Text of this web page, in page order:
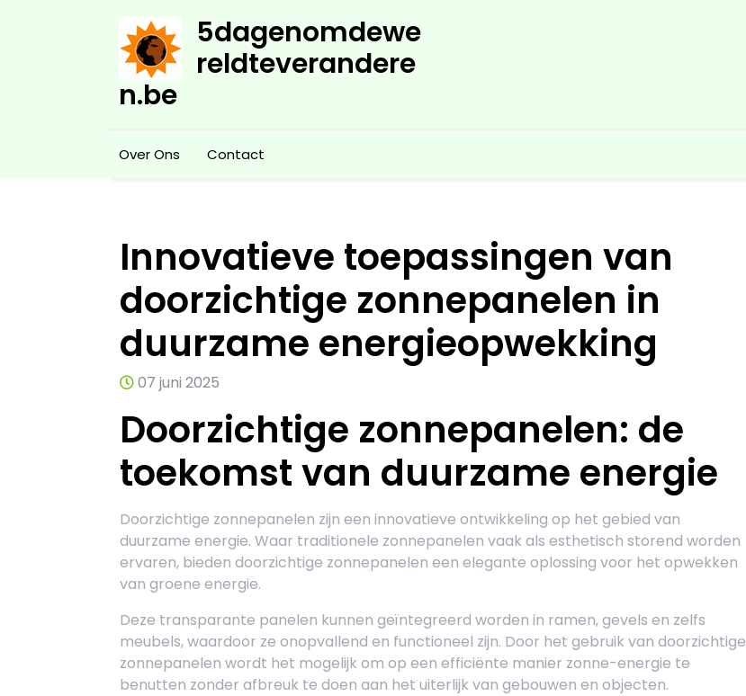
5dagenomdewe
reldteverandere
n.be
Over Ons Contact
Innovatieve toepassingen van
doorzichtige zonnepanelen in
duurzame energieopwekking
07 juni 2025
Doorzichtige zonnepanelen: de
toekomst van duurzame energie
Doorzichtige zonnepanelen zijn een innovatieve ontwikkeling op het gebied van
duurzame energie. Waar traditionele zonnepanelen vaak als esthetisch storend worden
ervaren, bieden doorzichtige zonnepanelen een elegante oplossing voor het opwekken
van groene energie.
Deze transparante panelen kunnen geïntegreerd worden in ramen, gevels en zelfs
meubels, waardoor ze onopvallend en functioneel zijn. Door het gebruik van doorzichtige
zonnepanelen wordt het mogelijk om op een efficiënte manier zonne-energie te
benutten zonder afbreuk te doen aan het uiterlijk van gebouwen en objecten.